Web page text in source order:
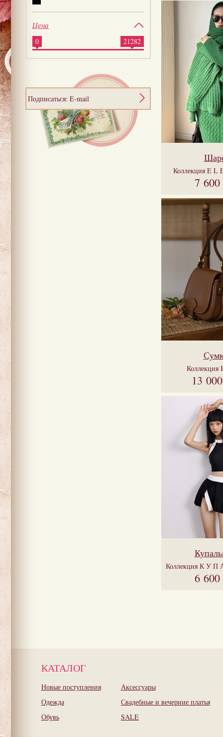
Цена
0 21282
Подписаться: E-mail
Коллекция E L
7 600
Коллекция
13
Коллекция К У П
6 600
КАТАЛОГ
Новые поступления
Одежда
Обувь
Аксессуары
Свадебные и вечерние платья
SALE